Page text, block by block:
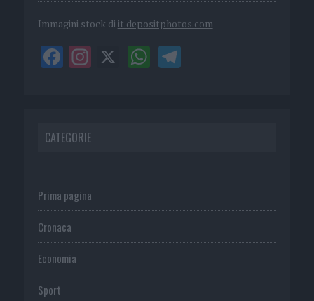
Immagini stock di it.depositphotos.com
CATEGORIE
Prima pagina
Cronaca
Economia
Sport